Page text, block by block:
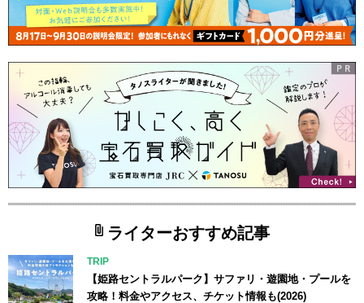
ライターおすすめ記事
TRIP
【姫路セントラルパーク】サファリ・遊園地・プールを
攻略！料金やアクセス、チケット情報も(2026)